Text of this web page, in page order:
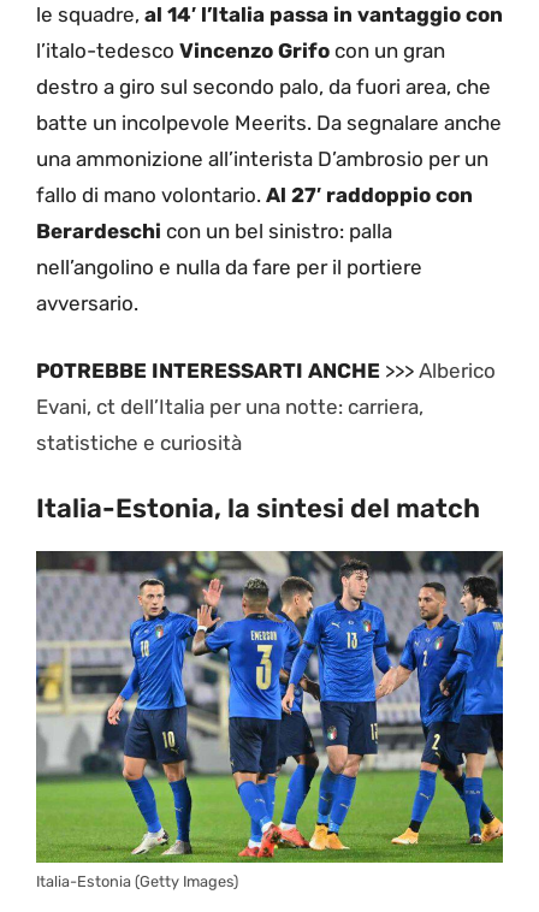
le squadre, al 14′ l’Italia passa in vantaggio con
l’italo-tedesco Vincenzo Grifo con un gran
destro a giro sul secondo palo, da fuori area, che
batte un incolpevole Meerits. Da segnalare anche
una ammonizione all’interista D’ambrosio per un
fallo di mano volontario. Al 27′ raddoppio con
Berardeschi con un bel sinistro: palla
nell’angolino e nulla da fare per il portiere
avversario.
POTREBBE INTERESSARTI ANCHE >>> Alberico
Evani, ct dell’Italia per una notte: carriera,
statistiche e curiosità
Italia-Estonia, la sintesi del match
Italia-Estonia (Getty Images)